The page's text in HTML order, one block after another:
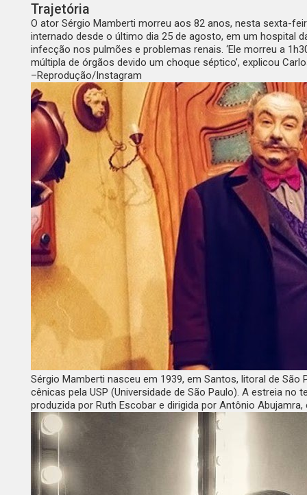
Trajetória
O ator Sérgio Mamberti morreu aos 82 anos, nesta sexta-
internado desde o último dia 25 de agosto, em um hospital
infecção nos pulmões e problemas renais. ‘Ele morreu a
múltipla de órgãos devido um choque séptico’, explicou
–Reprodução/Instagram
Sérgio Mamberti nasceu em 1939, em Santos, litoral de
cênicas pela USP (Universidade de São Paulo). A estreia no
produzida por Ruth Escobar e dirigida por Antônio